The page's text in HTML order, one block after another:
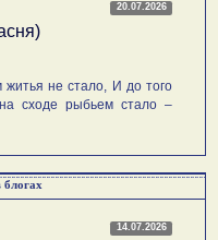
20.07.2026
не стало, И до того
сходе рыбьем стало –
14.07.2026